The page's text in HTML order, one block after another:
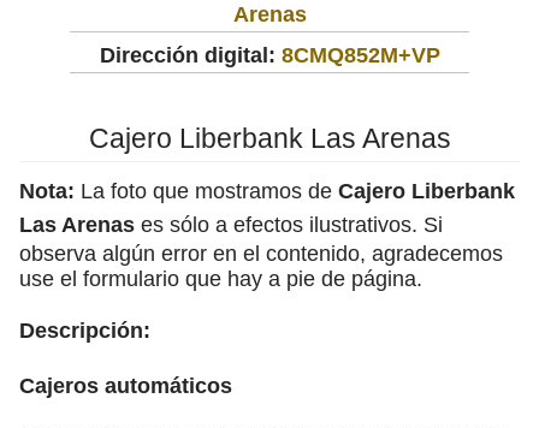
Arenas
Dirección digital: 8CMQ852M+VP
Cajero Liberbank Las Arenas
Nota: La foto que mostramos de Cajero Liberbank
Las Arenas es sólo a efectos ilustrativos. Si
observa algún error en el contenido, agradecemos
use el formulario que hay a pie de página.
Descripción:
Cajeros automáticos